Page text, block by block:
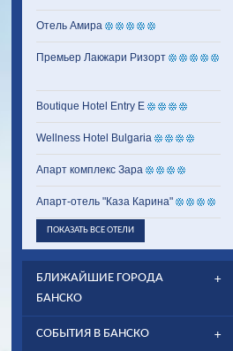
Отель Амира
Премьер Лакжари Ризорт
Boutique Hotel Entry E
Wellness Hotel Bulgaria
Апарт комплекс Зара
Апарт-отель "Каза Карина"
ПОКАЗАТЬ ВСЕ ОТЕЛИ
БЛИЖАЙШИЕ ГОРОДА
БАНСКО
СОБЫТИЯ В БАНСКО